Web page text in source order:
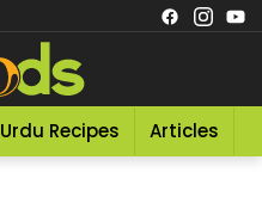
Urdu Recipes Articles